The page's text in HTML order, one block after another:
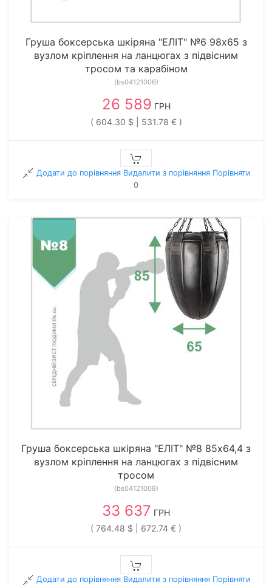
Груша боксерська шкіряна "ЕЛІТ" №6 98х65 з
вузлом кріплення на ланцюгах з підвісним
тросом та карабіном
(bs04121006)
26 589 ГРН
( 604.30 $ | 531.78 € )
Додати до порівняння Видалити з порiвняння Порівняти
0
Груша боксерська шкіряна "ЕЛІТ" №8 85х64,4 з
вузлом кріплення на ланцюгах з підвісним
тросом
(bs04121008)
33 637 ГРН
( 764.48 $ | 672.74 € )
Додати до порівняння Видалити з порiвняння Порівняти